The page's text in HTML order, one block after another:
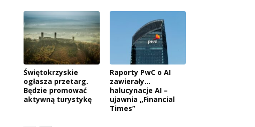
Świętokrzyskie
ogłasza przetarg.
Będzie promować
aktywną turystykę
Raporty PwC o AI
zawierały…
halucynacje AI –
ujawnia „Financial
Times”